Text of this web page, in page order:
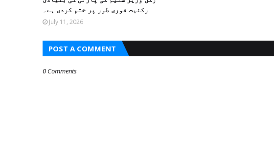
رکنیت فوری طور پر ختم کردی ہے۔
July 11, 2026
POST A COMMENT
0 Comments